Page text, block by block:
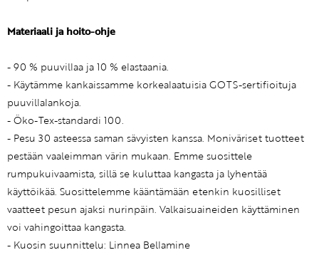
Materiaali ja hoito-ohje
- 90 % puuvillaa ja 10 % elastaania.
- Käytämme kankaissamme korkealaatuisia GOTS-sertifioituja
puuvillalankoja.
- Öko-Tex-standardi 100.
- Pesu 30 asteessa saman sävyisten kanssa. Moniväriset tuotteet
pestään vaaleimman värin mukaan. Emme suosittele
rumpukuivaamista, sillä se kuluttaa kangasta ja lyhentää
käyttöikää. Suosittelemme kääntämään etenkin kuosilliset
vaatteet pesun ajaksi nurinpäin. Valkaisuaineiden käyttäminen
voi vahingoittaa kangasta.
- Kuosin suunnittelu: Linnea Bellamine